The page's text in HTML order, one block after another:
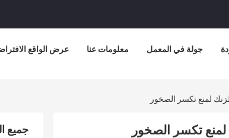
عرض الواقع معلومات عنا جولة في المعمل
جميع